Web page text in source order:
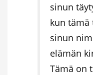
sinun
kun tämä
sinun
elämän
Tämä on